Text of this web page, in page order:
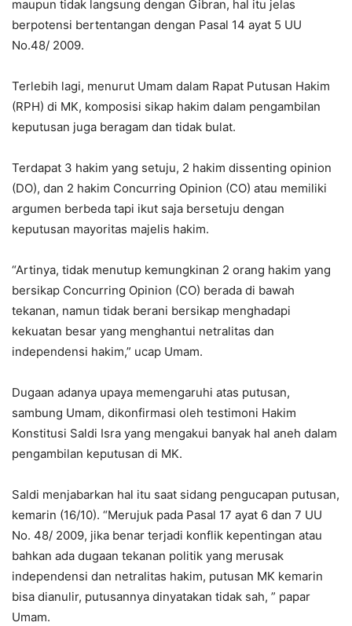
maupun tidak langsung dengan Gibran, hal itu jelas
berpotensi bertentangan dengan Pasal 14 ayat 5 UU
No.48/ 2009.
Terlebih lagi, menurut Umam dalam Rapat Putusan Hakim
(RPH) di MK, komposisi sikap hakim dalam pengambilan
keputusan juga beragam dan tidak bulat.
Terdapat 3 hakim yang setuju, 2 hakim dissenting opinion
(DO), dan 2 hakim Concurring Opinion (CO) atau memiliki
argumen berbeda tapi ikut saja bersetuju dengan
keputusan mayoritas majelis hakim.
“Artinya, tidak menutup kemungkinan 2 orang hakim yang
bersikap Concurring Opinion (CO) berada di bawah
tekanan, namun tidak berani bersikap menghadapi
kekuatan besar yang menghantui netralitas dan
independensi hakim,” ucap Umam.
Dugaan adanya upaya memengaruhi atas putusan,
sambung Umam, dikonfirmasi oleh testimoni Hakim
Konstitusi Saldi Isra yang mengakui banyak hal aneh dalam
pengambilan keputusan di MK.
Saldi menjabarkan hal itu saat sidang pengucapan putusan,
kemarin (16/10). “Merujuk pada Pasal 17 ayat 6 dan 7 UU
No. 48/ 2009, jika benar terjadi konflik kepentingan atau
bahkan ada dugaan tekanan politik yang merusak
independensi dan netralitas hakim, putusan MK kemarin
bisa dianulir, putusannya dinyatakan tidak sah, ” papar
Umam.